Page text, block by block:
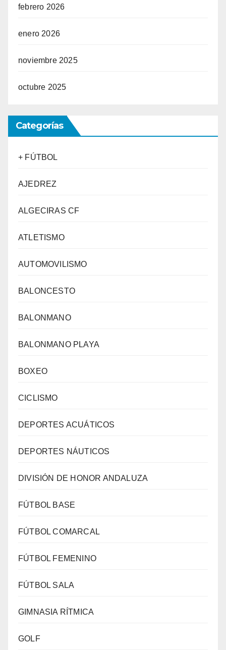
febrero 2026
enero 2026
noviembre 2025
octubre 2025
Categorías
+ FÚTBOL
AJEDREZ
ALGECIRAS CF
ATLETISMO
AUTOMOVILISMO
BALONCESTO
BALONMANO
BALONMANO PLAYA
BOXEO
CICLISMO
DEPORTES ACUÁTICOS
DEPORTES NÁUTICOS
DIVISIÓN DE HONOR ANDALUZA
FÚTBOL BASE
FÚTBOL COMARCAL
FÚTBOL FEMENINO
FÚTBOL SALA
GIMNASIA RÍTMICA
GOLF